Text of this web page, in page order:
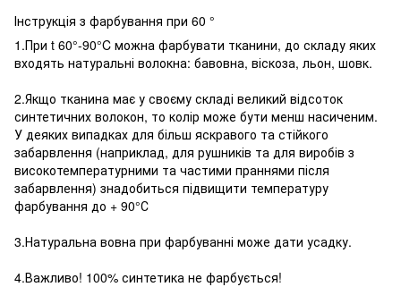
Інструкція з фарбування при 60 °
1.При t 60°-90°C можна фарбувати тканини, до складу яких
входять натуральні волокна: бавовна, віскоза, льон, шовк.
2.Якщо тканина має у своєму складі великий відсоток
синтетичних волокон, то колір може бути менш насиченим.
У деяких випадках для більш яскравого та стійкого
забарвлення (наприклад, для рушників та для виробів з
високотемпературними та частими праннями після
забарвлення) знадобиться підвищити температуру
фарбування до + 90°С
3.Натуральна вовна при фарбуванні може дати усадку.
4.Важливо! 100% синтетика не фарбується!